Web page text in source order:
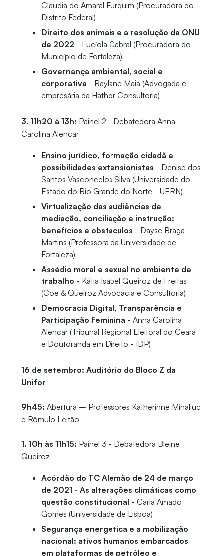
Claudia do Amaral Furquim (Procuradora do
Distrito Federal)
Direito dos animais e a resolução da ONU
de 2022 - Lucíola Cabral (Procuradora do
Município de Fortaleza)
Governança ambiental, social e
corporativa - Raylane Maia (Advogada e
empresária da Hathor Consultoria)
3. 11h20 à 13h: Painel 2 - Debatedora Anna
Carolina Alencar
Ensino jurídico, formação cidadã e
possibilidades extensionistas - Denise dos
Santos Vasconcelos Silva (Universidade do
Estado do Rio Grande do Norte - UERN)
Virtualização das audiências de
mediação, conciliação e instrução:
benefícios e obstáculos - Dayse Braga
Martins (Professora da Universidade de
Fortaleza)
Assédio moral e sexual no ambiente de
trabalho - Kátia Isabel Queiroz de Freitas
(Coe & Queiroz Advocacia e Consultoria)
Democracia Digital, Transparência e
Participação Feminina - Anna Carolina
Alencar (Tribunal Regional Eleitoral do Ceará
e Doutoranda em Direito - IDP)
16 de setembro: Auditório do Bloco Z da
Unifor
9h45: Abertura – Professores Katherinne Mihaliuc
e Rômulo Leitão
1. 10h às 11h15: Painel 3 - Debatedora Bleine
Queiroz
Acórdão do TC Alemão de 24 de março
de 2021 - As alterações climáticas como
questão constitucional - Carla Amado
Gomes (Universidade de Lisboa)
Segurança energética e a mobilização
nacional: ativos humanos embarcados
em plataformas de petróleo e